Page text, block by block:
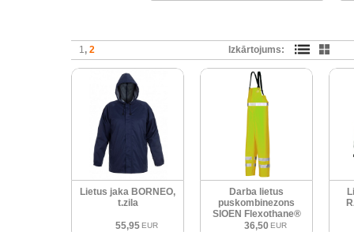
1 2 Izkārtojums:
Lietus jaka BORNEO,
t.zila
55,95 EUR
Darba lietus
puskombinezons
SIOEN Flexothane®
6623 Hi-Vis
36,50 EUR